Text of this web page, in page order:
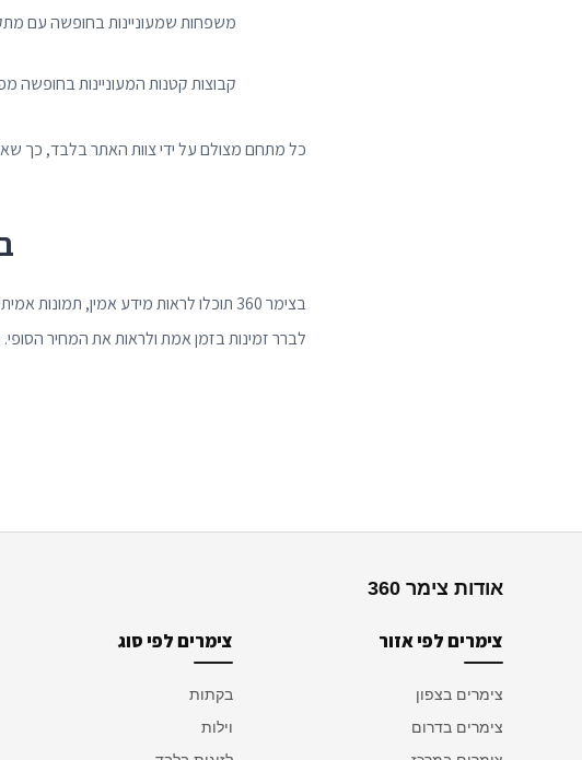
משפחות שמעוניינות בחופשה עם
קבוצות קטנות המעוניינות בחופשה
כל מתחם מצולם על ידי צוות האתר בלבד, כך
לברר זמינות בזמן אמת ולראות את המחיר
אודות צימר 360
צימרים לפי אזור
צימרים בצפון
צימרים בדרום
צימרים לפי סוג
בקתות
וילות